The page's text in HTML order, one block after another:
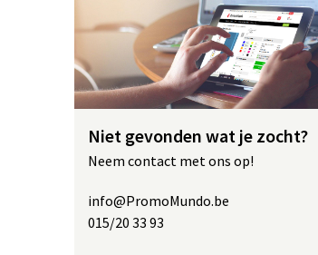
Niet gevonden wat je zocht?
Neem contact met ons op!
info@PromoMundo.be
015/20 33 93